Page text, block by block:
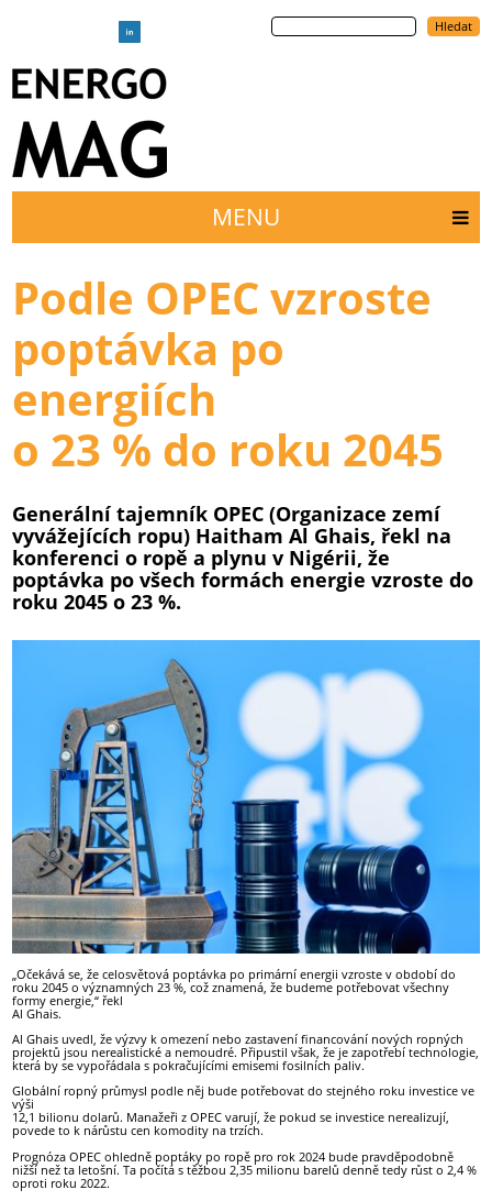
Hledat
menu
MENU
Podle OPEC vzroste
poptávka po
energiích
o 23 % do roku 2045
Generální tajemník OPEC (Organizace zemí
vyvážejících ropu) Haitham Al Ghais, řekl na
konferenci o ropě a plynu v Nigérii, že
poptávka po všech formách energie vzroste do
roku 2045 o 23 %.
„Očekává se, že celosvětová poptávka po primární energii vzroste v období do
roku 2045 o významných 23 %, což znamená, že budeme potřebovat všechny
formy energie,“ řekl
Al Ghais.
Al Ghais uvedl, že výzvy k omezení nebo zastavení financování nových ropných
projektů jsou nerealistické a nemoudré. Připustil však, že je zapotřebí technologie,
která by se vypořádala s pokračujícími emisemi fosilních paliv.
Globální ropný průmysl podle něj bude potřebovat do stejného roku investice ve
výši
12,1 bilionu dolarů. Manažeři z OPEC varují, že pokud se investice nerealizují,
povede to k nárůstu cen komodity na trzích.
Prognóza OPEC ohledně poptáky po ropě pro rok 2024 bude pravděpodobně
nižší než ta letošní. Ta počítá s těžbou 2,35 milionu barelů denně tedy růst o 2,4 %
oproti roku 2022.